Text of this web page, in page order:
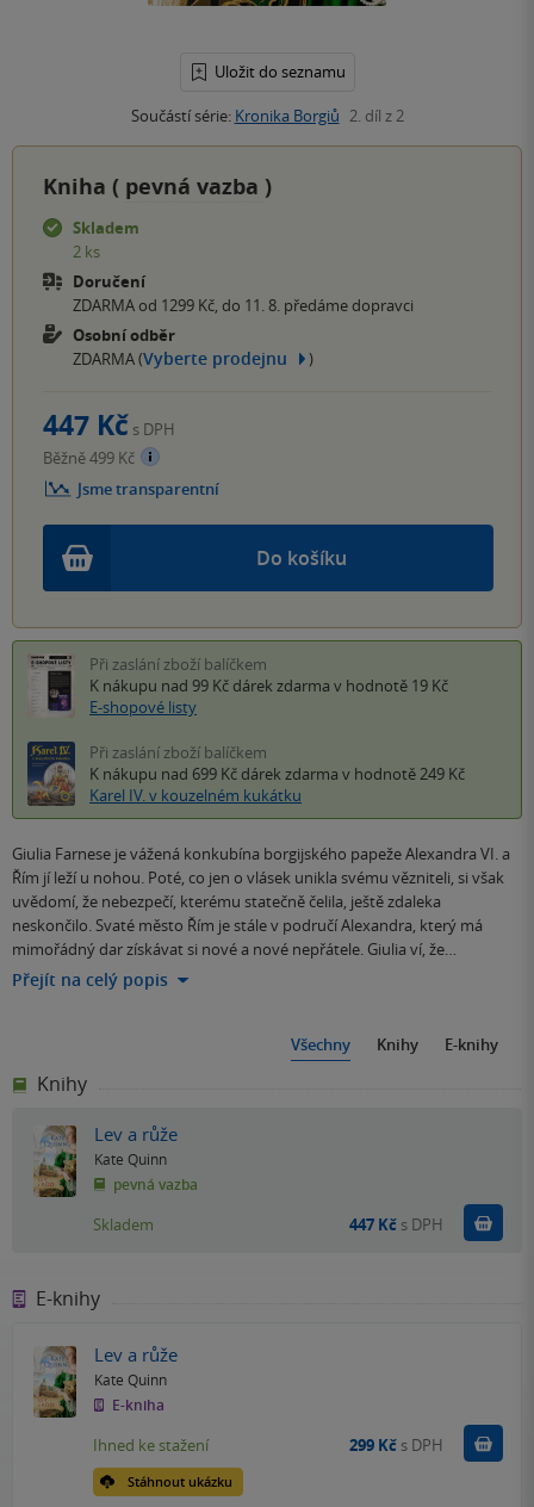
Uložit do seznamu
Součástí série: Kronika Borgiů 2. díl z 2
Kniha ( pevná vazba )
Skladem
2 ks
Doručení
ZDARMA od 1299 Kč, do 11. 8. předáme dopravci
Osobní odběr
ZDARMA (Vyberte prodejnu )
Do košíku
447 Kč s DPH
Běžně 499 Kč
Jsme transparentní
Při zaslání zboží balíčkem
K nákupu nad 99 Kč dárek zdarma v hodnotě 19 Kč
E-shopové listy
Při zaslání zboží balíčkem
K nákupu nad 699 Kč dárek zdarma v hodnotě 249 Kč
Karel IV. v kouzelném kukátku
Giulia Farnese je vážená konkubína borgijského papeže Alexandra VI. a
Řím jí leží u nohou. Poté, co jen o vlásek unikla svému vězniteli, si však
uvědomí, že nebezpečí, kterému statečně čelila, ještě zdaleka
neskončilo. Svaté město Řím je stále v područí Alexandra, který má
mimořádný dar získávat si nové a nové nepřátele. Giulia ví, že…
Přejít na celý popis
Všechny Knihy E-knihy
Knihy
Lev a růže
Kate Quinn
pevná vazba
Skladem 447 Kč s DPH
E-knihy
Lev a růže
Kate Quinn
E-kniha
Stáhnout ukázku
Ihned ke stažení 299 Kč s DPH Koupit